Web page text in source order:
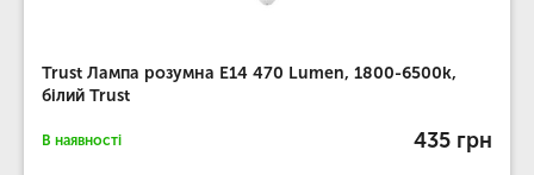
Trust Лампа розумна E14 470 Lumen, 1800-6500k,
білий Trust
В наявності 435 грн